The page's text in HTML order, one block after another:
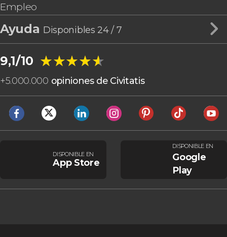
Empleo
Ayuda Disponibles 24 / 7
9,1/10 ★★★★★
★★★★★
+5.000.000 opiniones de Civitatis
DISPONIBLE EN
App Store
DISPONIBLE EN
Google
Play